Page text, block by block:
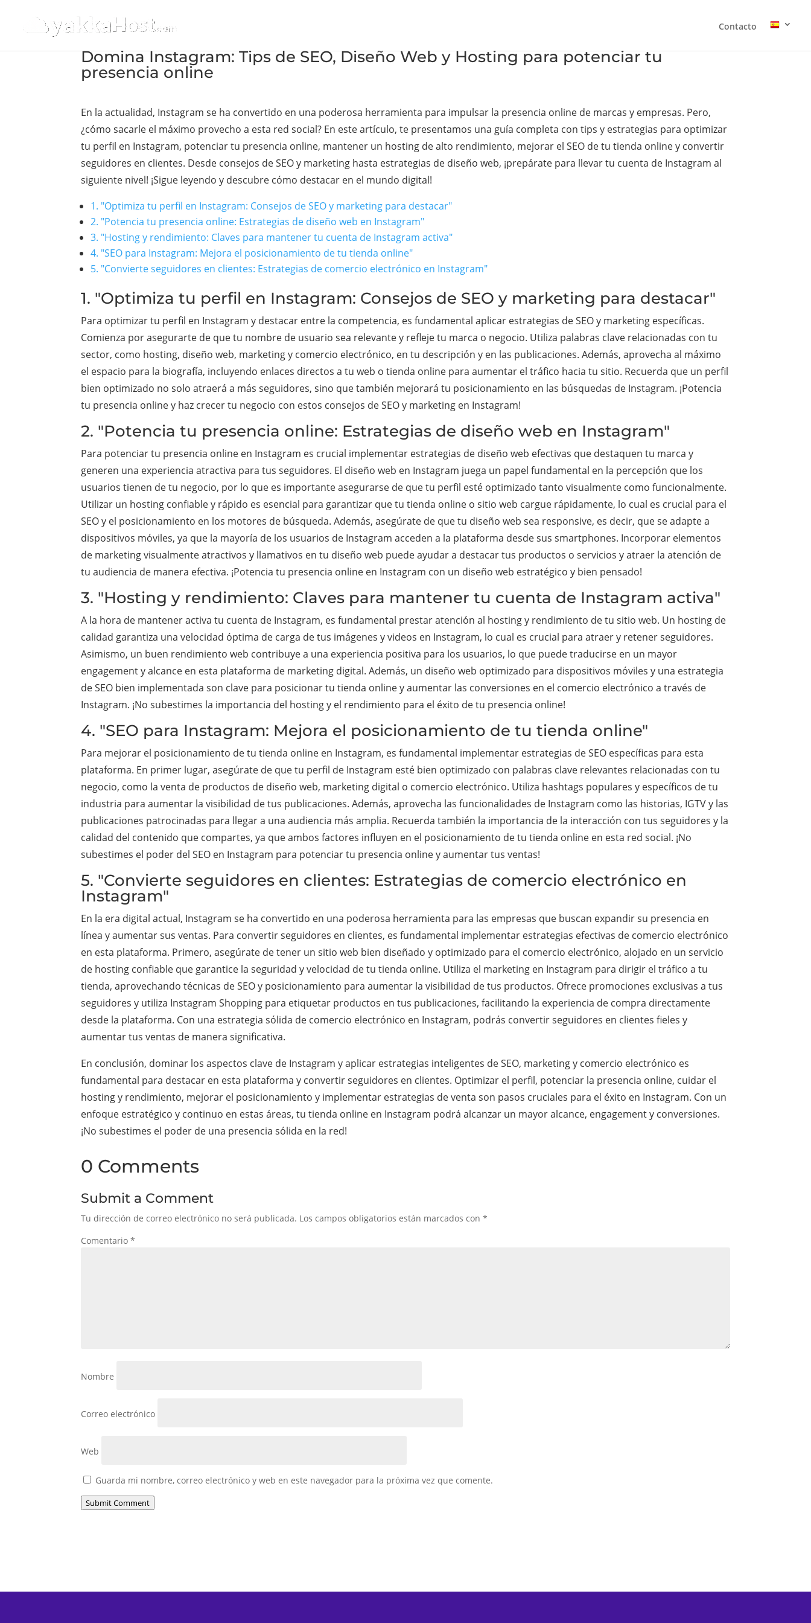
Contacto
Domina Instagram: Tips de SEO, Diseño Web y Hosting para potenciar tu
presencia online
En la actualidad, Instagram se ha convertido en una poderosa herramienta para impulsar la presencia online de marcas y empresas. Pero,
¿cómo sacarle el máximo provecho a esta red social? En este artículo, te presentamos una guía completa con tips y estrategias para optimizar
tu perfil en Instagram, potenciar tu presencia online, mantener un hosting de alto rendimiento, mejorar el SEO de tu tienda online y convertir
seguidores en clientes. Desde consejos de SEO y marketing hasta estrategias de diseño web, ¡prepárate para llevar tu cuenta de Instagram al
siguiente nivel! ¡Sigue leyendo y descubre cómo destacar en el mundo digital!
1. "Optimiza tu perfil en Instagram: Consejos de SEO y marketing para destacar"
2. "Potencia tu presencia online: Estrategias de diseño web en Instagram"
3. "Hosting y rendimiento: Claves para mantener tu cuenta de Instagram activa"
4. "SEO para Instagram: Mejora el posicionamiento de tu tienda online"
5. "Convierte seguidores en clientes: Estrategias de comercio electrónico en Instagram"
1. "Optimiza tu perfil en Instagram: Consejos de SEO y marketing para destacar"
Para optimizar tu perfil en Instagram y destacar entre la competencia, es fundamental aplicar estrategias de SEO y marketing específicas.
Comienza por asegurarte de que tu nombre de usuario sea relevante y refleje tu marca o negocio. Utiliza palabras clave relacionadas con tu
sector, como hosting, diseño web, marketing y comercio electrónico, en tu descripción y en las publicaciones. Además, aprovecha al máximo
el espacio para la biografía, incluyendo enlaces directos a tu web o tienda online para aumentar el tráfico hacia tu sitio. Recuerda que un perfil
bien optimizado no solo atraerá a más seguidores, sino que también mejorará tu posicionamiento en las búsquedas de Instagram. ¡Potencia
tu presencia online y haz crecer tu negocio con estos consejos de SEO y marketing en Instagram!
2. "Potencia tu presencia online: Estrategias de diseño web en Instagram"
Para potenciar tu presencia online en Instagram es crucial implementar estrategias de diseño web efectivas que destaquen tu marca y
generen una experiencia atractiva para tus seguidores. El diseño web en Instagram juega un papel fundamental en la percepción que los
usuarios tienen de tu negocio, por lo que es importante asegurarse de que tu perfil esté optimizado tanto visualmente como funcionalmente.
Utilizar un hosting confiable y rápido es esencial para garantizar que tu tienda online o sitio web cargue rápidamente, lo cual es crucial para el
SEO y el posicionamiento en los motores de búsqueda. Además, asegúrate de que tu diseño web sea responsive, es decir, que se adapte a
dispositivos móviles, ya que la mayoría de los usuarios de Instagram acceden a la plataforma desde sus smartphones. Incorporar elementos
de marketing visualmente atractivos y llamativos en tu diseño web puede ayudar a destacar tus productos o servicios y atraer la atención de
tu audiencia de manera efectiva. ¡Potencia tu presencia online en Instagram con un diseño web estratégico y bien pensado!
3. "Hosting y rendimiento: Claves para mantener tu cuenta de Instagram activa"
A la hora de mantener activa tu cuenta de Instagram, es fundamental prestar atención al hosting y rendimiento de tu sitio web. Un hosting de
calidad garantiza una velocidad óptima de carga de tus imágenes y videos en Instagram, lo cual es crucial para atraer y retener seguidores.
Asimismo, un buen rendimiento web contribuye a una experiencia positiva para los usuarios, lo que puede traducirse en un mayor
engagement y alcance en esta plataforma de marketing digital. Además, un diseño web optimizado para dispositivos móviles y una estrategia
de SEO bien implementada son clave para posicionar tu tienda online y aumentar las conversiones en el comercio electrónico a través de
Instagram. ¡No subestimes la importancia del hosting y el rendimiento para el éxito de tu presencia online!
4. "SEO para Instagram: Mejora el posicionamiento de tu tienda online"
Para mejorar el posicionamiento de tu tienda online en Instagram, es fundamental implementar estrategias de SEO específicas para esta
plataforma. En primer lugar, asegúrate de que tu perfil de Instagram esté bien optimizado con palabras clave relevantes relacionadas con tu
negocio, como la venta de productos de diseño web, marketing digital o comercio electrónico. Utiliza hashtags populares y específicos de tu
industria para aumentar la visibilidad de tus publicaciones. Además, aprovecha las funcionalidades de Instagram como las historias, IGTV y las
publicaciones patrocinadas para llegar a una audiencia más amplia. Recuerda también la importancia de la interacción con tus seguidores y la
calidad del contenido que compartes, ya que ambos factores influyen en el posicionamiento de tu tienda online en esta red social. ¡No
subestimes el poder del SEO en Instagram para potenciar tu presencia online y aumentar tus ventas!
5. "Convierte seguidores en clientes: Estrategias de comercio electrónico en
Instagram"
En la era digital actual, Instagram se ha convertido en una poderosa herramienta para las empresas que buscan expandir su presencia en
línea y aumentar sus ventas. Para convertir seguidores en clientes, es fundamental implementar estrategias efectivas de comercio electrónico
en esta plataforma. Primero, asegúrate de tener un sitio web bien diseñado y optimizado para el comercio electrónico, alojado en un servicio
de hosting confiable que garantice la seguridad y velocidad de tu tienda online. Utiliza el marketing en Instagram para dirigir el tráfico a tu
tienda, aprovechando técnicas de SEO y posicionamiento para aumentar la visibilidad de tus productos. Ofrece promociones exclusivas a tus
seguidores y utiliza Instagram Shopping para etiquetar productos en tus publicaciones, facilitando la experiencia de compra directamente
desde la plataforma. Con una estrategia sólida de comercio electrónico en Instagram, podrás convertir seguidores en clientes fieles y
aumentar tus ventas de manera significativa.
En conclusión, dominar los aspectos clave de Instagram y aplicar estrategias inteligentes de SEO, marketing y comercio electrónico es
fundamental para destacar en esta plataforma y convertir seguidores en clientes. Optimizar el perfil, potenciar la presencia online, cuidar el
hosting y rendimiento, mejorar el posicionamiento y implementar estrategias de venta son pasos cruciales para el éxito en Instagram. Con un
enfoque estratégico y continuo en estas áreas, tu tienda online en Instagram podrá alcanzar un mayor alcance, engagement y conversiones.
¡No subestimes el poder de una presencia sólida en la red!
0 Comments
Submit a Comment
Tu dirección de correo electrónico no será publicada. Los campos obligatorios están marcados con*
Comentario*
Nombre
Correo electrónico
Web
Guarda mi nombre, correo electrónico y web en este navegador para la próxima vez que comente.
Submit Comment